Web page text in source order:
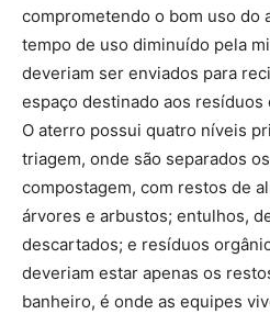
comprometendo o bom uso do
tempo de uso diminuído pela
deveriam ser enviados para
espaço destinado aos resíduos
O aterro possui quatro níveis
triagem, onde são separados
compostagem, com restos de
árvores e arbustos; entulhos,
descartados; e resíduos
deveriam estar apenas os
banheiro, é onde as equipes